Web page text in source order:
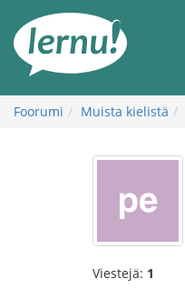
sisältöön
Foorumi Muista kielistä
Viestejä: 1